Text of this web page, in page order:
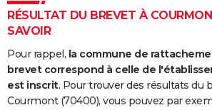
Dictionnaire
Biographies
Citations
Expressions
Proverbes
PROGRAMME TV
COPAINS D'AVANT
S'inscrire
Se connecter
Lycées
Collèges
Primaires
Universités
Entreprises
Service militaire
Avis de recherche
AVIS DE DÉCÈS
RÉSULTAT DU BREVET À
SAVOIR
Pour rappel, la commune de
brevet correspond à celle de
est inscrit. Pour trouver des résultats du
Courmont (70400), vous pouvez par